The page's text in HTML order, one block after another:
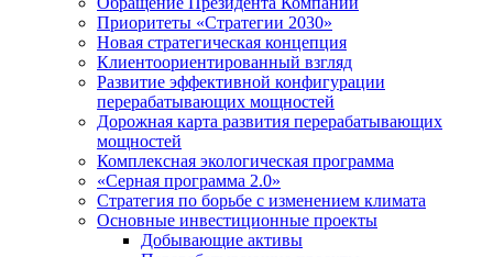
Приоритеты «Стратегии 2030»
Новая стратегическая концепция
Клиентоориентированный взгляд
Развитие эффективной конфигурации
перерабатывающих мощностей
Дорожная карта развития перерабатывающих
мощностей
Комплексная экологическая программа
«Серная программа 2.0»
Стратегия по борьбе с изменением климата
Основные инвестиционные проекты
Добывающие активы